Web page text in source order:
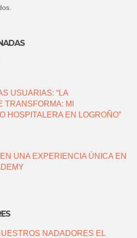
USUARIAS: “LA
TRANSFORMA: MI
HOSPITALERA EN LOGROÑO”
UNA EXPERIENCIA ÚNICA EN
NADADORES EL